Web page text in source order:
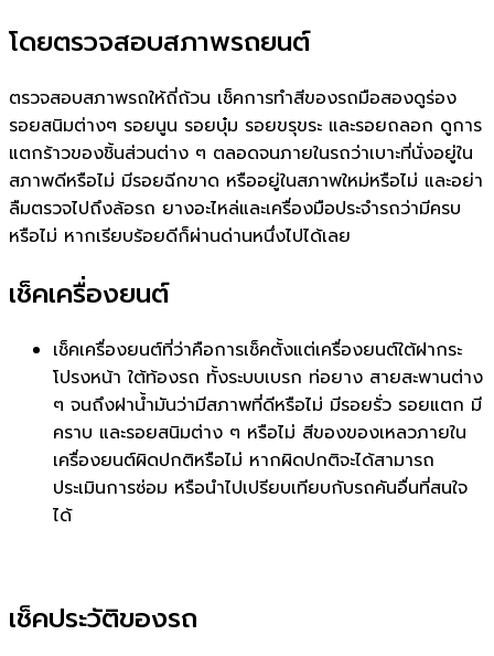
โดยตรวจสอบสภาพรถยนต์
ตรวจสอบสภาพรถให้ถี่ถ้วน เช็คการทำสีของรถมือสองดูร่อง
รอยสนิมต่างๆ รอยนูน รอยบุ๋ม รอยขรุขระ และรอยถลอก ดูการ
แตกร้าวของชิ้นส่วนต่าง ๆ ตลอดจนภายในรถว่าเบาะที่นั่งอยู่ใน
สภาพดีหรือไม่ มีรอยฉีกขาด หรืออยู่ในสภาพใหม่หรือไม่ และอย่า
ลืมตรวจไปถึงล้อรถ ยางอะไหล่และเครื่องมือประจำรถว่ามีครบ
หรือไม่ หากเรียบร้อยดีก็ผ่านด่านหนึ่งไปได้เลย
เช็คเครื่องยนต์
เช็คเครื่องยนต์ที่ว่าคือการเช็คตั้งแต่เครื่องยนต์ใต้ฝากระ
โปรงหน้า ใต้ท้องรถ ทั้งระบบเบรก ท่อยาง สายสะพานต่าง
ๆ จนถึงฝาน้ำมันว่ามีสภาพที่ดีหรือไม่ มีรอยรั่ว รอยแตก มี
คราบ และรอยสนิมต่าง ๆ หรือไม่ สีของของเหลวภายใน
เครื่องยนต์ผิดปกติหรือไม่ หากผิดปกติจะได้สามารถ
ประเมินการซ่อม หรือนำไปเปรียบเทียบกับรถคันอื่นที่สนใจ
ได้
เช็คประวัติของรถ